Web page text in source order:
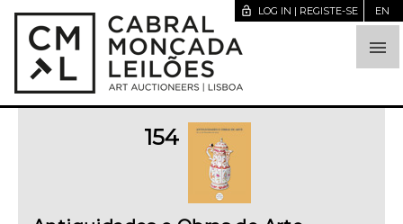

lock_open LOG IN | REGISTE-SE EN
154